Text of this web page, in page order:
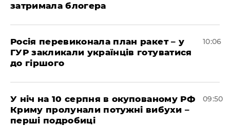
затримала блогера
Росія перевиконала план ракет – у
ГУР закликали українців готуватися
до гіршого
10:06
У ніч на 10 серпня в окупованому РФ
Криму пролунали потужні вибухи –
перші подробиці
09:50